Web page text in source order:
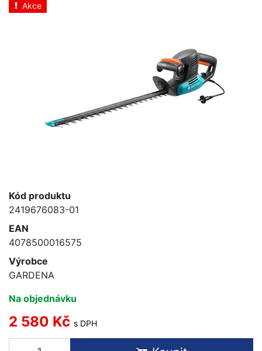
Akce
Kód produktu
2419676083-01
EAN
4078500016575
Výrobce
GARDENA
Na objednávku
2 580 Kč s DPH